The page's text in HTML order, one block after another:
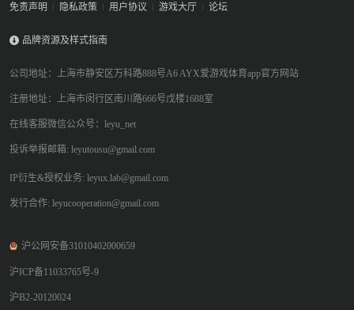
免责声明 隐私政策 用户协议 游戏大厅 论坛
品牌资源及样式指南
公司地址：上海市静安区万科路888号A6 AYX爱游戏体育app官方网站
注册地址：上海市闵行区南川路666号戊楼1688室
在线客服微信公众号：leyu_net
投诉举报邮箱: leyutousu@gmail.com
IP衍生&授权业务: leyux.lab@gmail.com
发行合作: leyucooperation@gmail.com
沪公网安备31010402000659
沪ICP备11033765号-9
沪B2-20120024